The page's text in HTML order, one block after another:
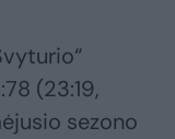
(23:19,
sezono